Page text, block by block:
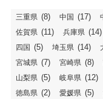
三重県 (8) 中国 (17)
佐賀県 (11) 兵庫県 (14)
四国 (5) 埼玉県 (14)
宮城県 (7) 宮崎県 (8)
山梨県 (5) 岐阜県 (12)
徳島県 (2) 愛媛県 (5)